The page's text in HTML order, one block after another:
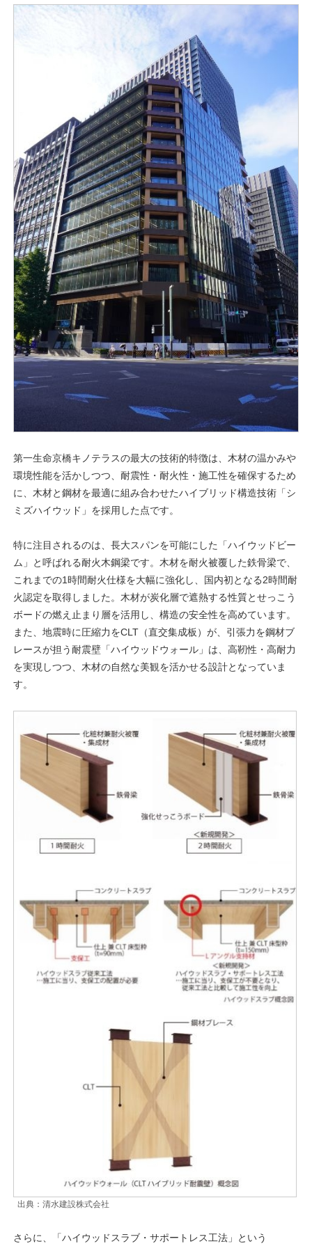
第一生命京橋キノテラスの最大の技術的特徴は、木材の温かみや
環境性能を活かしつつ、耐震性・耐火性・施工性を確保するため
に、木材と鋼材を最適に組み合わせたハイブリッド構造技術「シ
ミズハイウッド」を採用した点です。
特に注目されるのは、長大スパンを可能にした「ハイウッドビー
ム」と呼ばれる耐火木鋼梁です。木材を耐火被覆した鉄骨梁で、
これまでの1時間耐火仕様を大幅に強化し、国内初となる2時間耐
火認定を取得しました。木材が炭化層で遮熱する性質とせっこう
ボードの燃え止まり層を活用し、構造の安全性を高めています。
また、地震時に圧縮力をCLT（直交集成板）が、引張力を鋼材ブ
レースが担う耐震壁「ハイウッドウォール」は、高靭性・高耐力
を実現しつつ、木材の自然な美観を活かせる設計となっていま
す。
出典：清水建設株式会社
さらに、「ハイウッドスラブ・サポートレス工法」という